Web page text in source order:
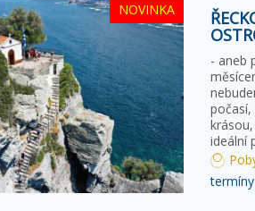
NOVINKA
- aneb
ideální